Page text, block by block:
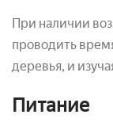
При наличии
проводить
деревья, и
Питание